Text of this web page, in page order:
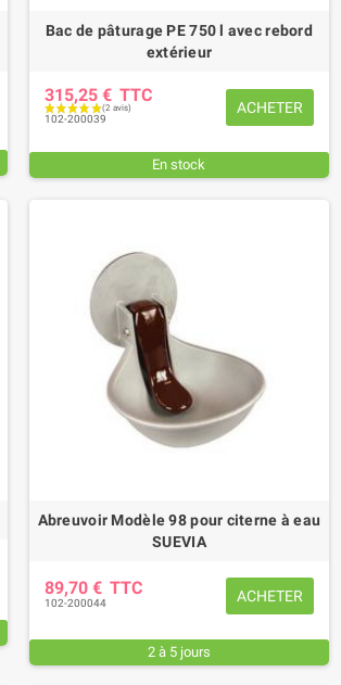
Bac de pâturage PE 750 l avec rebord
extérieur
315,25 € TTC
102-200039
ACHETER
En stock
Abreuvoir Modèle 98 pour citerne à eau
SUEVIA
89,70 € TTC
102-200044 ACHETER
2 à 5 jours